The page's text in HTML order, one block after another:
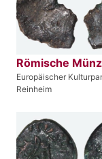
Römische
Europäischer
Reinheim